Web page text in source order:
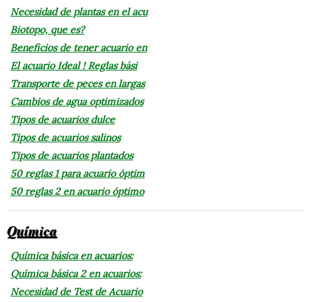
Necesidad de plantas en el acu
Biotopo, que es?
Beneficios de tener acuario en
El acuario Ideal ! Reglas bási
Transporte de peces en largas
Cambios de agua optimizados
Tipos de acuarios dulce
Tipos de acuarios salinos
Tipos de acuarios plantados
50 reglas 1 para acuario óptim
50 reglas 2 en acuario óptimo
Química
Química básica en acuarios:
Química básica 2 en acuarios:
Necesidad de Test de Acuario